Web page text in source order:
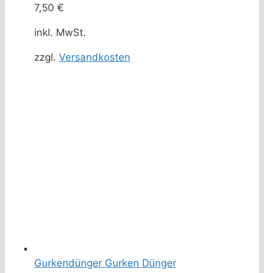
7,50 €
inkl. MwSt.
zzgl. Versandkosten
Gurkendünger Gurken Dünger